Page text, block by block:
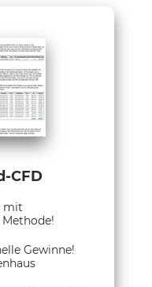
CFD
mit
Gewinne!